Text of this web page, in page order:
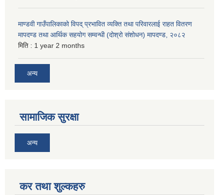
माण्डवी गाउँपालिकाको विपद् प्रभावित व्यक्ति तथा परिवारलाई राहत वितरण
मापदण्ड तथा आर्थिक सहयोग सम्वन्धी (दोश्रो संशोधन) मापदण्ड, २०८२
मिति : 1 year 2 months
अन्य
सामाजिक सुरक्षा
अन्य
कर तथा शुल्कहरु